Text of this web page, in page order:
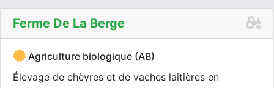
Ferme De La Berge
Agriculture biologique (AB)
Élevage de chèvres et de vaches laitières en